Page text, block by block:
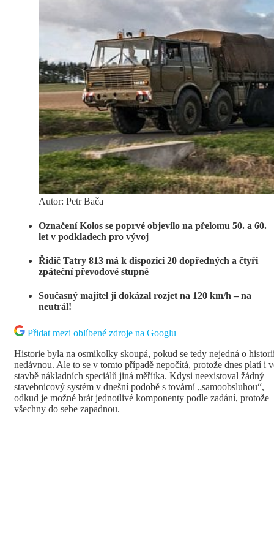
Autor: Petr Bača
Označení Kolos se poprvé objevilo na přelomu 50. a 60.
let v podkladech pro vývoj
Řidič Tatry 813 má k dispozici 20 dopředných a čtyři
zpáteční převodové stupně
Současný majitel ji dokázal rozjet na 120 km/h – na
neutrál!
Přidat mezi oblíbené zdroje na Googlu
Historie byla na osmikolky skoupá, pokud se tedy nejedná o
nedávnou. Ale to se v tomto případě nepočítá, protože dnes platí i
stavbě nákladních speciálů jiná měřítka. Kdysi neexistoval žádný
stavebnicový systém v dnešní podobě s tovární „samoobsluhou“,
odkud je možné brát jednotlivé komponenty podle zadání, protože
všechny do sebe zapadnou.